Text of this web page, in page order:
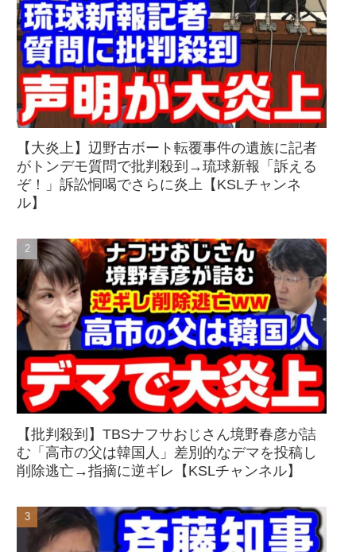
【大炎上】辺野古ボート転覆事件の遺族に記者
がトンデモ質問で批判殺到→琉球新報「訴える
ぞ！」訴訟恫喝でさらに炎上【KSLチャンネ
ル】
【批判殺到】TBSナフサおじさん境野春彦が詰
む「高市の父は韓国人」差別的なデマを投稿し
削除逃亡→指摘に逆ギレ【KSLチャンネル】